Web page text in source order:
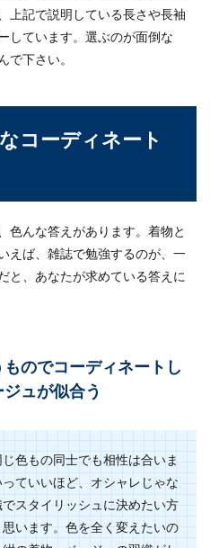
上記で説明している長さや長袖
しています。選ぶのが面倒な
で下さい。
コーディネート
色んな答えがあります。着物と
えば、雑誌で勉強するのが、一
と、あなたが求めている答えに
のでコーディネートし
ュが似合う
色もの同士でも相性は合いま
ていいほど、オシャレじゃな
スタイリッシュに決めたい方
います。色を全く変えたいの